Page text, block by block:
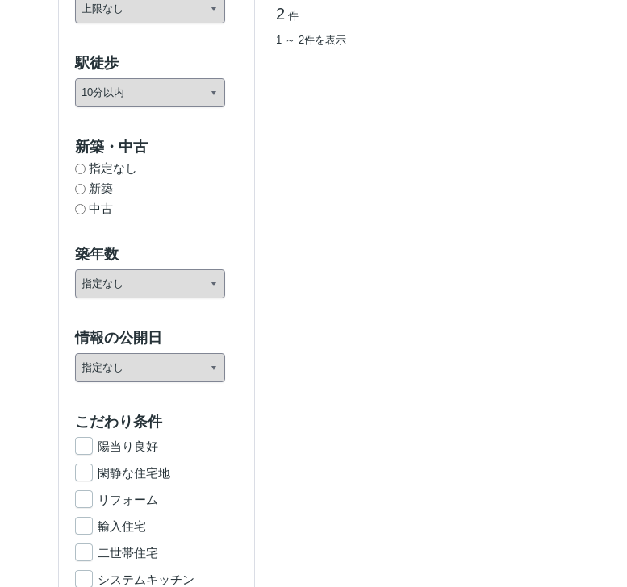
2 件
1 ～ 2件を表示
駅徒歩
新築・中古
指定なし
新築
中古
築年数
情報の公開日
こだわり条件
陽当り良好
閑静な住宅地
リフォーム
輸入住宅
二世帯住宅
システムキッチン